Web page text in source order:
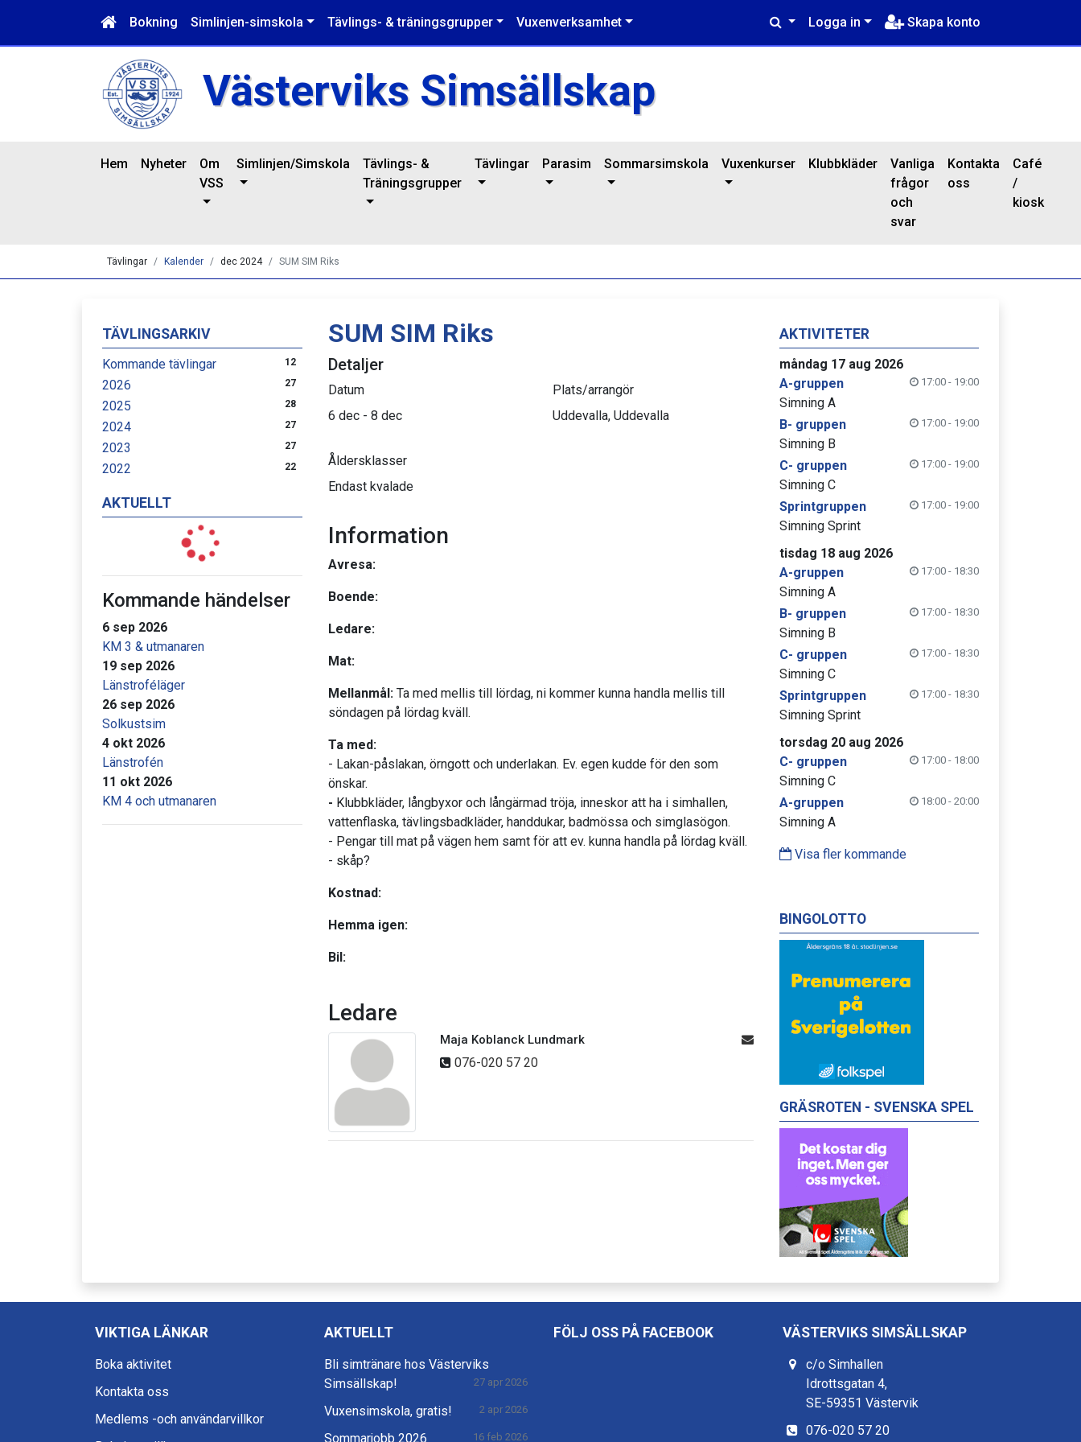
Bokning Simlinjen-simskola Tävlings- & träningsgrupper Vuxenverksamhet Logga in Skapa konto
Västerviks Simsällskap
Hem Nyheter
Om
VSS
Simlinjen/Simskola
Tävlings- &
Träningsgrupper
Tävlingar Parasim Sommarsimskola Vuxenkurser Klubbkläder
Vanliga
frågor
och
svar
Kontakta
oss
Café
/
kiosk
Tävlingar Kalender dec 2024 SUM SIM Riks
TÄVLINGSARKIV
Kommande tävlingar 12
2026 27
2025 28
2024 27
2023 27
2022 22
AKTUELLT
Kommande händelser
6 sep 2026
KM 3 & utmanaren
19 sep 2026
Länstroféläger
26 sep 2026
Solkustsim
4 okt 2026
Länstrofén
11 okt 2026
KM 4 och utmanaren
SUM SIM Riks
Detaljer
Datum
6 dec - 8 dec
Plats/arrangör
Uddevalla, Uddevalla
Åldersklasser
Endast kvalade
Information
Avresa:
Boende:
Ledare:
Mat:
Mellanmål:Ta med mellis till lördag, ni kommer kunna handla mellis till
söndagen på lördag kväll.
Ta med:
- Lakan-påslakan, örngott och underlakan. Ev. egen kudde för den som
önskar.
- Klubbkläder, långbyxor och långärmad tröja, inneskor att ha i simhallen,
vattenflaska, tävlingsbadkläder, handdukar, badmössa och simglasögon.
- Pengar till mat på vägen hem samt för att ev. kunna handla på lördag kväll.
- skåp?
Kostnad:
Hemma igen:
Bil:
Ledare
Maja Koblanck Lundmark
076-020 57 20
AKTIVITETER
måndag 17 aug 2026
A-gruppen
17:00 - 19:00
Simning A
B- gruppen
17:00 - 19:00
Simning B
C- gruppen
17:00 - 19:00
Simning C
Sprintgruppen
17:00 - 19:00
Simning Sprint
tisdag 18 aug 2026
A-gruppen
17:00 - 18:30
Simning A
B- gruppen
17:00 - 18:30
Simning B
C- gruppen
17:00 - 18:30
Simning C
Sprintgruppen
17:00 - 18:30
Simning Sprint
torsdag 20 aug 2026
C- gruppen
17:00 - 18:00
Simning C
A-gruppen
18:00 - 20:00
Simning A
Visa fler kommande
BINGOLOTTO
GRÄSROTEN - SVENSKA SPEL
VIKTIGA LÄNKAR
Boka aktivitet
Kontakta oss
Medlems -och användarvillkor
AKTUELLT
Bli simtränare hos Västerviks
Simsällskap!
27 apr 2026
Vuxensimskola, gratis! 2 apr 2026
Sommarjobb 2026 16 feb 2026
FÖLJ OSS PÅ FACEBOOK VÄSTERVIKS SIMSÄLLSKAP
c/o Simhallen
Idrottsgatan 4,
SE-59351 Västervik
076-020 57 20